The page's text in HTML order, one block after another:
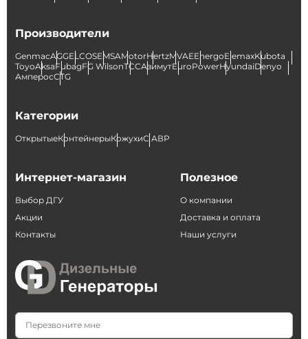
Производители
GenmacAGGELCOSEMSAMotorHertzMVAEEnergoElemaxKubota
ToyoAksaFubagFG WilsonТССАзимутEuroPowerHyundaiDenyo
АмперосCTG
Категории
ОткрытыеКонтейнерыКожухиС АВР
Интернет-магазин
Выбор ДГУ
Акции
Контакты
Полезное
О компании
Доставка и оплата
Наши услуги